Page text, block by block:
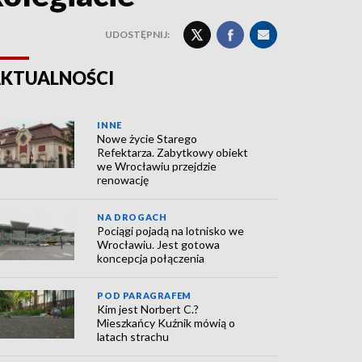
UDOSTĘPNIJ:
INNE
Nowe życie Starego
Refektarza. Zabytkowy obiekt
we Wrocławiu przejdzie
renowację
NA DROGACH
Pociągi pojadą na lotnisko we
Wrocławiu. Jest gotowa
koncepcja połączenia
POD PARAGRAFEM
Kim jest Norbert C.?
Mieszkańcy Kuźnik mówią o
latach strachu